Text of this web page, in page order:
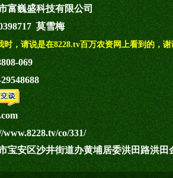
富巍盛科技有限公司
莫雪梅
时，请说是在8228.tv百万农资网上看到的，谢
069
co/331/
宝安区沙井街道办黄埔居委洪田路洪田